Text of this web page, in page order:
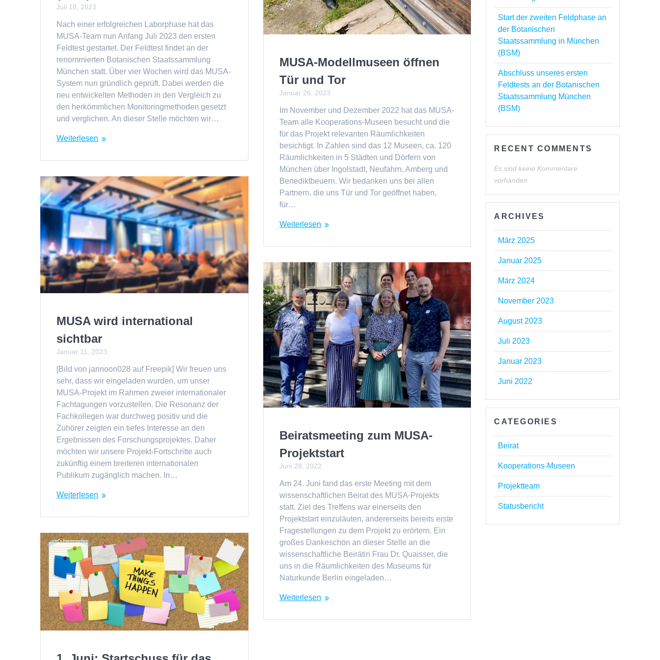
Juli 18, 2023
Nach einer erfolgreichen Laborphase hat das
MUSA-Team nun Anfang Juli 2023 den ersten
Feldtest gestartet. Der Feldtest findet an der
renommierten Botanischen Staatssammlung
München statt. Über vier Wochen wird das MUSA-
System nun gründlich geprüft. Dabei werden die
neu entwickelten Methoden in den Vergleich zu
den herkömmlichen Monitoringmethoden gesetzt
und verglichen. An dieser Stelle möchten wir…
Weiterlesen
MUSA-Modellmuseen öffnen
Tür und Tor
Januar 26, 2023
Im November und Dezember 2022 hat das MUSA-
Team alle Kooperations-Museen besucht und die
für das Projekt relevanten Räumlichkeiten
besichtigt. In Zahlen sind das 12 Museen, ca. 120
Räumlichkeiten in 5 Städten und Dörfern von
München über Ingolstadt, Neufahrn, Amberg und
Benediktbeuern. Wir bedanken uns bei allen
Partnern, die uns Tür und Tor geöffnet haben,
für…
Weiterlesen
MUSA wird international
sichtbar
Januar 11, 2023
[Bild von jannoon028 auf Freepik] Wir freuen uns
sehr, dass wir eingeladen wurden, um unser
MUSA-Projekt im Rahmen zweier internationaler
Fachtagungen vorzustellen. Die Resonanz der
Fachkollegen war durchweg positiv und die
Zuhörer zeigten ein tiefes Interesse an den
Ergebnissen des Forschungsprojektes. Daher
möchten wir unsere Projekt-Fortschritte auch
zukünftig einem breiteren internationalen
Publikum zugänglich machen. In…
Weiterlesen
Beiratsmeeting zum MUSA-
Projektstart
Juni 28, 2022
Am 24. Juni fand das erste Meeting mit dem
wissenschaftlichen Beirat des MUSA-Projekts
statt. Ziel des Treffens war einerseits den
Projektstart einzuläuten, andererseits bereits erste
Fragestellungen zu dem Projekt zu erörtern. Ein
großes Dankeschön an dieser Stelle an die
wissenschaftliche Beirätin Frau Dr. Quaisser, die
uns in die Räumlichkeiten des Museums für
Naturkunde Berlin eingeladen…
Weiterlesen
Start der zweiten Feldphase an
der Botanischen
Staatssammlung in München
(BSM)
Abschluss unseres ersten
Feldtests an der Botanischen
Staatssammlung München
(BSM)
RECENT COMMENTS
Es sind keine Kommentare
vorhanden.
ARCHIVES
März 2025
Januar 2025
März 2024
November 2023
August 2023
Juli 2023
Januar 2023
Juni 2022
CATEGORIES
Beirat
Kooperations-Museen
Projektteam
Statusbericht